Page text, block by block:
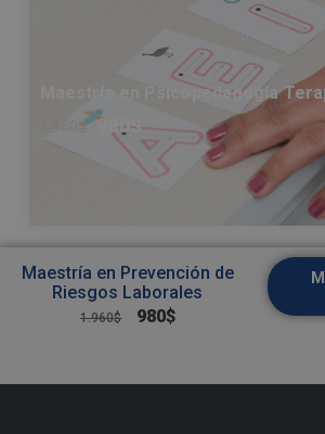
Maestría en Psicopedagogía
$ 980$
Maestría en Prevención de
Riesgos Laborales
1.960$ 980$